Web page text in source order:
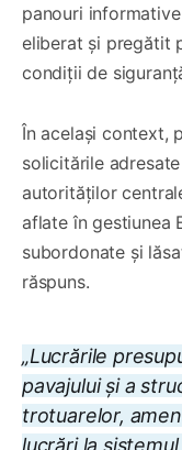
panouri
eliberat și pregătit
condiții de
În același context,
solicitările
autorităților
aflate în gestiunea
subordonate și
răspuns.
„Lucrările
pavajului și a
trotuarelor,
lucrări la